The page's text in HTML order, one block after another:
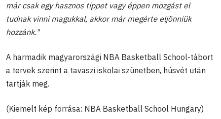
már csak egy hasznos tippet vagy éppen mozgást el
tudnak vinni magukkal, akkor már megérte eljönniük
hozzánk."
A harmadik magyarországi NBA Basketball School-tábort
a tervek szerint a tavaszi iskolai szünetben, húsvét után
tartják meg.
(Kiemelt kép forrása: NBA Basketball School Hungary)